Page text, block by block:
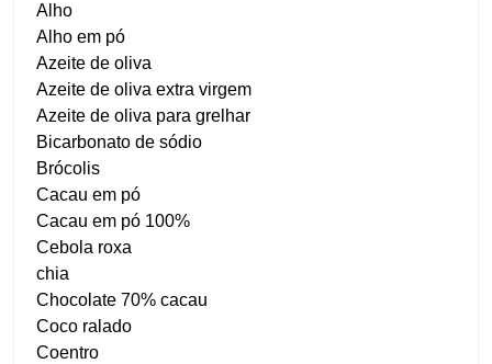
Alho
Alho em pó
Azeite de oliva
Azeite de oliva extra virgem
Azeite de oliva para grelhar
Bicarbonato de sódio
Brócolis
Cacau em pó
Cacau em pó 100%
Cebola roxa
chia
Chocolate 70% cacau
Coco ralado
Coentro